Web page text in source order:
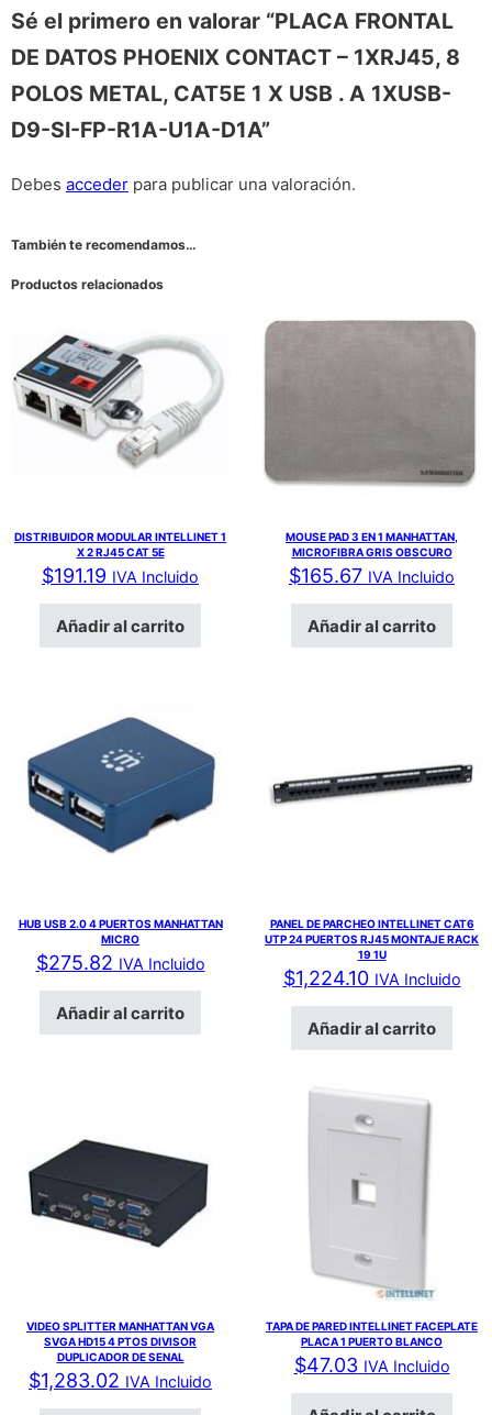
Sé el primero en valorar “PLACA FRONTAL
DE DATOS PHOENIX CONTACT – 1XRJ45, 8
POLOS METAL, CAT5E 1 X USB . A 1XUSB-
D9-SI-FP-R1A-U1A-D1A”
Debes acceder para publicar una valoración.
También te recomendamos…
Productos relacionados
DISTRIBUIDOR MODULAR INTELLINET 1
X 2 RJ45 CAT 5E
$191.19 IVA Incluido
Añadir al carrito
MOUSE PAD 3 EN 1 MANHATTAN,
MICROFIBRA GRIS OBSCURO
$165.67 IVA Incluido
Añadir al carrito
HUB USB 2.0 4 PUERTOS MANHATTAN
MICRO
$275.82 IVA Incluido
Añadir al carrito
PANEL DE PARCHEO INTELLINET CAT6
UTP 24 PUERTOS RJ45 MONTAJE RACK
19 1U
$1,224.10 IVA Incluido
Añadir al carrito
VIDEO SPLITTER MANHATTAN VGA
SVGA HD15 4 PTOS DIVISOR
DUPLICADOR DE SENAL
$1,283.02 IVA Incluido
TAPA DE PARED INTELLINET FACEPLATE
PLACA 1 PUERTO BLANCO
$47.03 IVA Incluido